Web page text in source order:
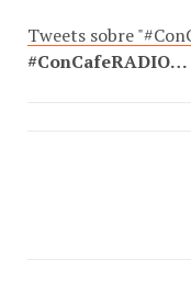
Tweets sobre
#ConCafeRADIO…